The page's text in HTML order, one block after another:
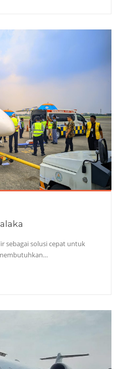
sebagai solusi cepat untuk